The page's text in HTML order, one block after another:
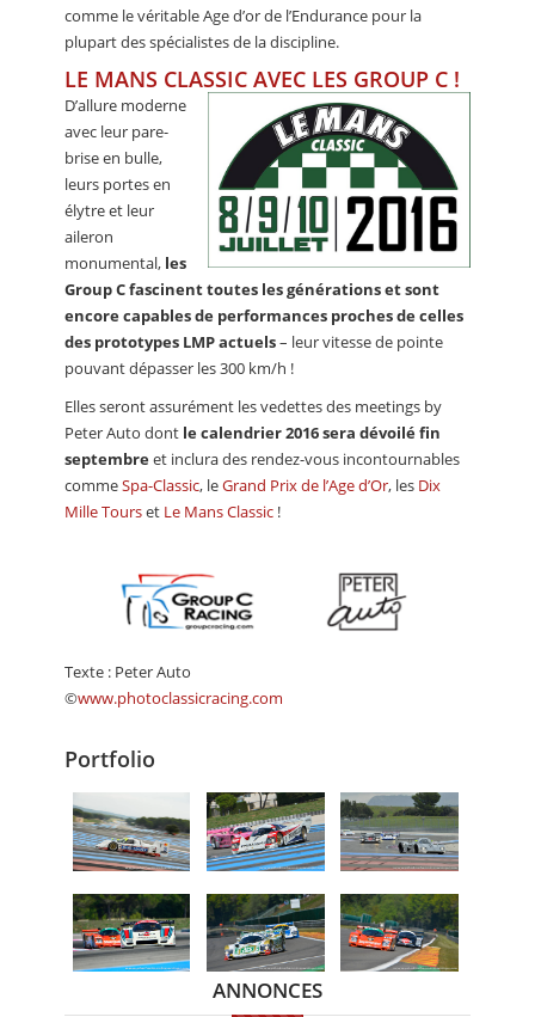
comme le véritable Age d’or de l’Endurance pour la
plupart des spécialistes de la discipline.
LE MANS CLASSIC AVEC LES GROUP C !
D’allure moderne
avec leur pare-
brise en bulle,
leurs portes en
élytre et leur
aileron
monumental, les
Group C fascinent toutes les générations et sont
encore capables de performances proches de celles
des prototypes LMP actuels– leur vitesse de pointe
pouvant dépasser les 300 km/h !
Elles seront assurément les vedettes des meetings by
Peter Auto dont le calendrier 2016 sera dévoilé fin
septembreet inclura des rendez-vous incontournables
commeSpa-Classic, leGrand Prix de l’Age d’Or, les Dix
Mille Tourset Le Mans Classic !
Texte : Peter Auto
©www.photoclassicracing.com
Portfolio
ANNONCES